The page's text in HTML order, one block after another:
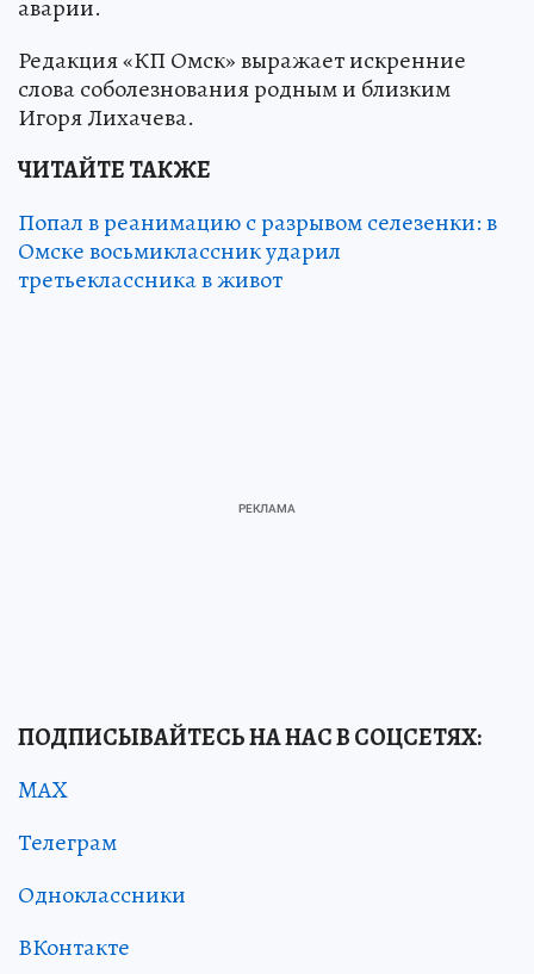
аварии.
Редакция «КП Омск» выражает искренние
слова соболезнования родным и близким
Игоря Лихачева.
ЧИТАЙТЕ ТАКЖЕ
Попал в реанимацию с разрывом селезенки: в
Омске восьмиклассник ударил
третьеклассника в живот
ПОДПИСЫВАЙТЕСЬ НА НАС В СОЦСЕТЯХ:
MAX
Телеграм
Одноклассники
ВКонтакте